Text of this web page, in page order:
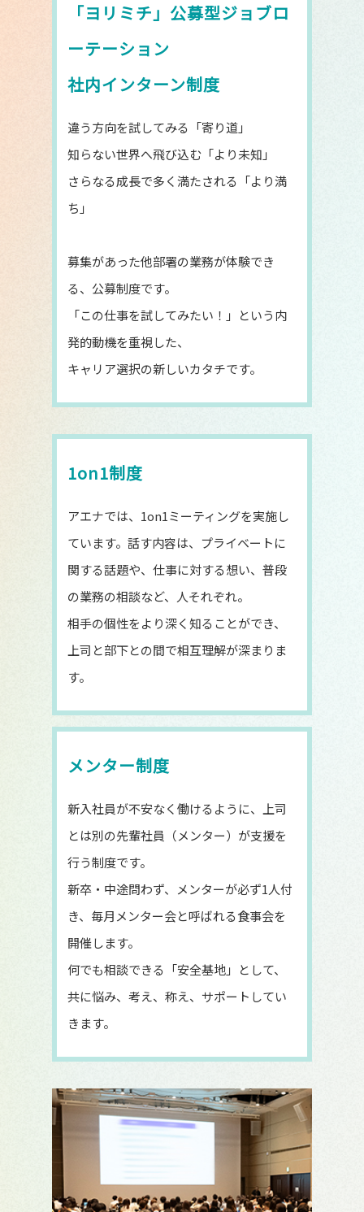
「ヨリミチ」公募型ジョブロ
ーテーション
社内インターン制度
違う方向を試してみる「寄り道」
知らない世界へ飛び込む「より未知」
さらなる成長で多く満たされる「より満
ち」
募集があった他部署の業務が体験でき
る、公募制度です。
「この仕事を試してみたい！」という内
発的動機を重視した、
キャリア選択の新しいカタチです。
1on1制度
アエナでは、1on1ミーティングを実施し
ています。話す内容は、プライベートに
関する話題や、仕事に対する想い、普段
の業務の相談など、人それぞれ。
相手の個性をより深く知ることができ、
上司と部下との間で相互理解が深まりま
す。
メンター制度
新入社員が不安なく働けるように、上司
とは別の先輩社員（メンター）が支援を
行う制度です。
新卒・中途問わず、メンターが必ず1人付
き、毎月メンター会と呼ばれる食事会を
開催します。
何でも相談できる「安全基地」として、
共に悩み、考え、称え、サポートしてい
きます。